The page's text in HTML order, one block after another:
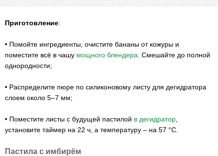
Приготовление:
• Помойте ингредиенты, очистите бананы от кожуры и
поместите всё в чашу мощного блендера . Смешайте до полной
однородности;
• Распределите пюре по силиконовому листу для дегидратора
слоем около 5–7 мм;
• Поместите листы с будущей пастилой в дегидратор
установите таймер на 22 ч, а температуру – на 57 °С.
Пастила с имбирём